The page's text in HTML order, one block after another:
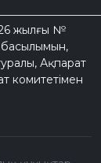
жылғы №
басылымын,
Ақпарат
комитетімен